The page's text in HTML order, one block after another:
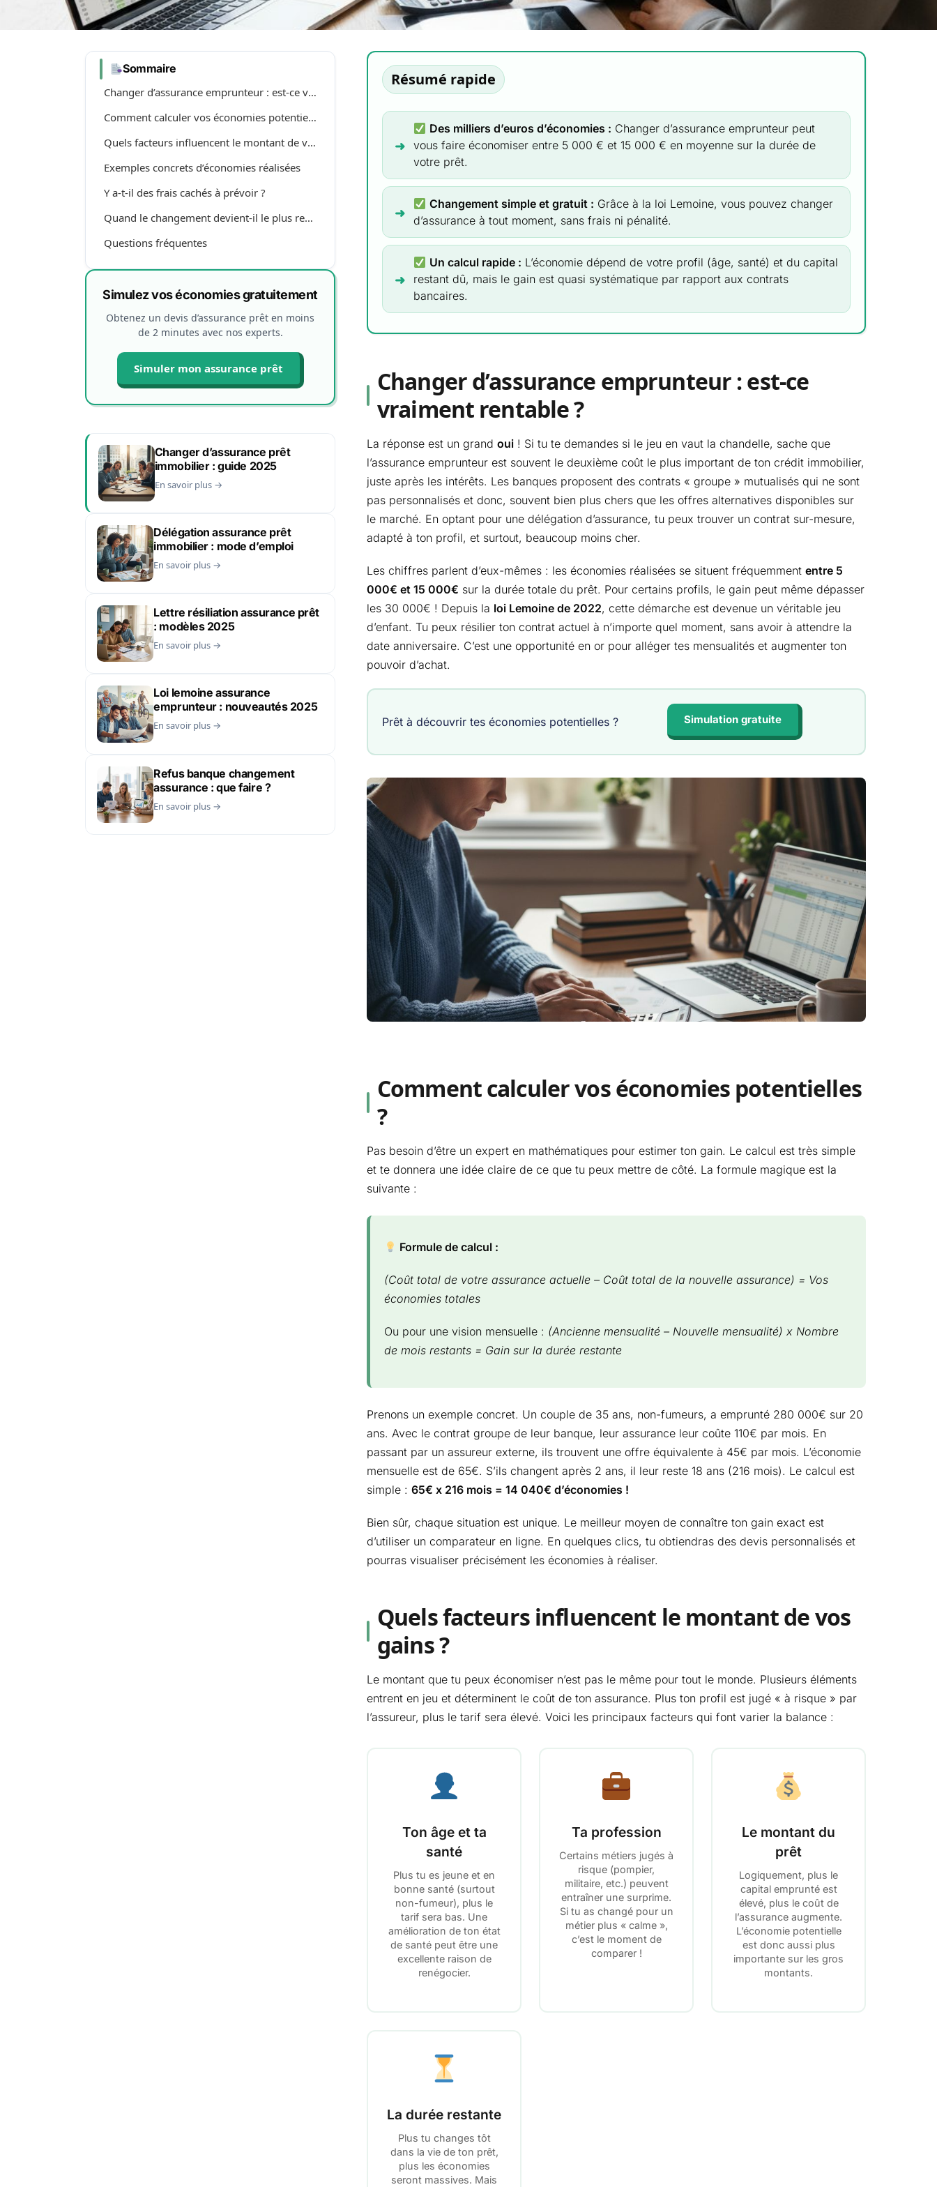
Résumé rapide
Des milliers d’euros d’économies : Changer d’assurance emprunteur peut
vous faire économiser entre 5 000 € et 15 000 € en moyenne sur la durée de
votre prêt.
Changement simple et gratuit : Grâce à la loi Lemoine, vous pouvez changer
d’assurance à tout moment, sans frais ni pénalité.
Un calcul rapide : L’économie dépend de votre profil (âge, santé) et du capital
restant dû, mais le gain est quasi systématique par rapport aux contrats
bancaires.
Changer d’assurance emprunteur : est-ce
vraiment rentable ?
La réponse est un grand oui ! Si tu te demandes si le jeu en vaut la chandelle, sache que
l’assurance emprunteur est souvent le deuxième coût le plus important de ton crédit immobilier,
juste après les intérêts. Les banques proposent des contrats « groupe » mutualisés qui ne sont
pas personnalisés et donc, souvent bien plus chers que les offres alternatives disponibles sur
le marché. En optant pour une délégation d’assurance, tu peux trouver un contrat sur-mesure,
adapté à ton profil, et surtout, beaucoup moins cher.
Les chiffres parlent d’eux-mêmes : les économies réalisées se situent fréquemment entre 5
000€ et 15 000€ sur la durée totale du prêt. Pour certains profils, le gain peut même dépasser
les 30 000€ ! Depuis la loi Lemoine de 2022, cette démarche est devenue un véritable jeu
d’enfant. Tu peux résilier ton contrat actuel à n’importe quel moment, sans avoir à attendre la
date anniversaire. C’est une opportunité en or pour alléger tes mensualités et augmenter ton
pouvoir d’achat.
Prêt à découvrir tes économies potentielles ? Simulation gratuite
Comment calculer vos économies potentielles
?
Pas besoin d’être un expert en mathématiques pour estimer ton gain. Le calcul est très simple
et te donnera une idée claire de ce que tu peux mettre de côté. La formule magique est la
suivante :
Formule de calcul :
(Coût total de votre assurance actuelle – Coût total de la nouvelle assurance) = Vos
économies totales
Ou pour une vision mensuelle : (Ancienne mensualité – Nouvelle mensualité) x Nombre
de mois restants = Gain sur la durée restante
Prenons un exemple concret. Un couple de 35 ans, non-fumeurs, a emprunté 280 000€ sur 20
ans. Avec le contrat groupe de leur banque, leur assurance leur coûte 110€ par mois. En
passant par un assureur externe, ils trouvent une offre équivalente à 45€ par mois. L’économie
mensuelle est de 65€. S’ils changent après 2 ans, il leur reste 18 ans (216 mois). Le calcul est
simple : 65€ x 216 mois = 14 040€ d’économies !
Bien sûr, chaque situation est unique. Le meilleur moyen de connaître ton gain exact est
d’utiliser un comparateur en ligne. En quelques clics, tu obtiendras des devis personnalisés et
pourras visualiser précisément les économies à réaliser.
Quels facteurs influencent le montant de vos
gains ?
Le montant que tu peux économiser n’est pas le même pour tout le monde. Plusieurs éléments
entrent en jeu et déterminent le coût de ton assurance. Plus ton profil est jugé « à risque » par
l’assureur, plus le tarif sera élevé. Voici les principaux facteurs qui font varier la balance :
Ton âge et ta
santé
Plus tu es jeune et en
bonne santé (surtout
non-fumeur), plus le
tarif sera bas. Une
amélioration de ton état
de santé peut être une
excellente raison de
renégocier.
Ta profession
Certains métiers jugés à
risque (pompier,
militaire, etc.) peuvent
entraîner une surprime.
Si tu as changé pour un
métier plus « calme »,
c’est le moment de
comparer !
Le montant du
prêt
Logiquement, plus le
capital emprunté est
élevé, plus le coût de
l’assurance augmente.
L’économie potentielle
est donc aussi plus
importante sur les gros
montants.
La durée restante
Plus tu changes tôt
dans la vie de ton prêt,
plus les économies
seront massives. Mais
Sommaire
Changer d’assurance emprunteur : est-ce vraiment rentable ?
Comment calculer vos économies potentielles ?
Quels facteurs influencent le montant de vos gains ?
Exemples concrets d’économies réalisées
Y a-t-il des frais cachés à prévoir ?
Quand le changement devient-il le plus rentable ?
Questions fréquentes
Simulez vos économies gratuitement
Obtenez un devis d’assurance prêt en moins
de 2 minutes avec nos experts.
Simuler mon assurance prêt
Changer d’assurance prêt
immobilier : guide 2025
En savoir plus →
Délégation assurance prêt
immobilier : mode d’emploi
En savoir plus →
Lettre résiliation assurance prêt
: modèles 2025
En savoir plus →
Loi lemoine assurance
emprunteur : nouveautés 2025
En savoir plus →
Refus banque changement
assurance : que faire ?
En savoir plus →